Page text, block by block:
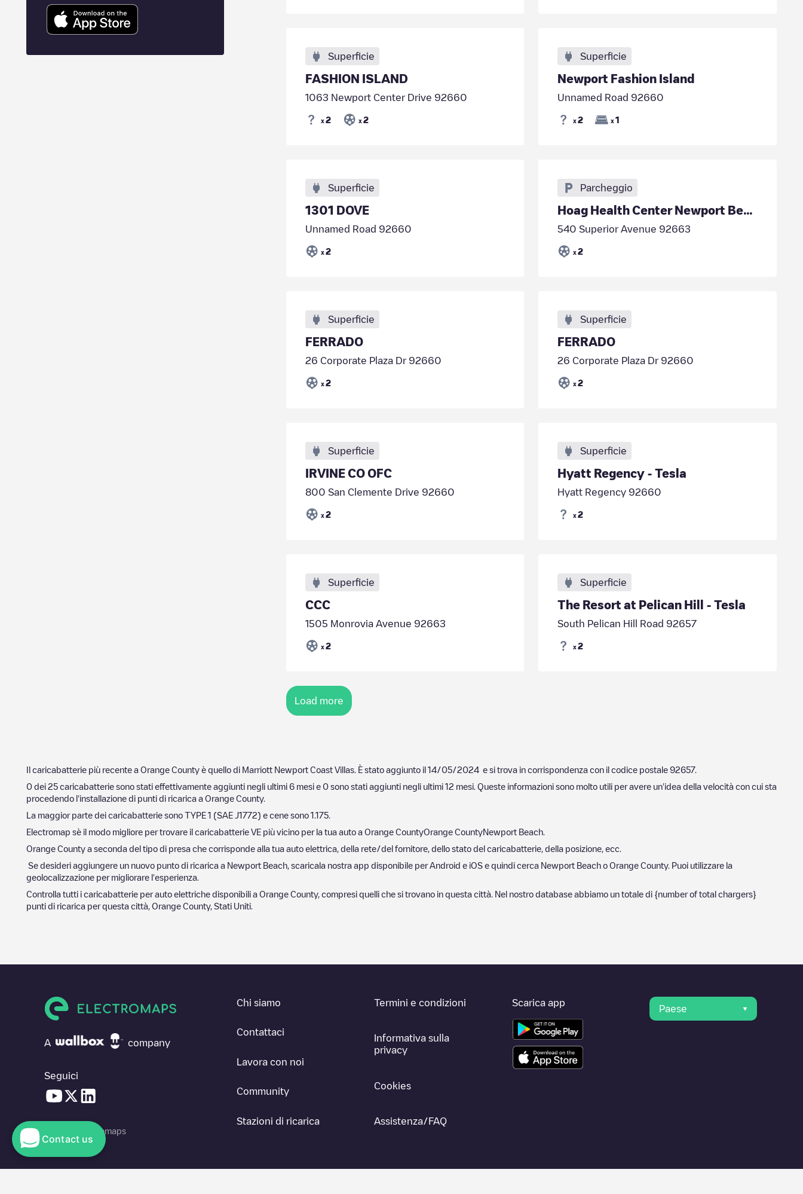
Superficie
FASHION ISLAND
1063 Newport Center Drive 92660
x 2 x 2
Superficie
Newport Fashion Island
Unnamed Road 92660
x 2 x 1
Superficie
1301 DOVE
Unnamed Road 92660
x 2
Parcheggio
Hoag Health Center Newport Beach Parking Structure A
540 Superior Avenue 92663
x 2
Superficie
FERRADO
26 Corporate Plaza Dr 92660
x 2
Superficie
FERRADO
26 Corporate Plaza Dr 92660
x 2
Superficie
IRVINE CO OFC
800 San Clemente Drive 92660
x 2
Superficie
Hyatt Regency - Tesla
Hyatt Regency 92660
x 2
Superficie
CCC
1505 Monrovia Avenue 92663
x 2
Superficie
The Resort at Pelican Hill - Tesla
South Pelican Hill Road 92657
x 2
Load more
Il caricabatterie più recente a Orange County è quello di Marriott Newport Coast Villas . È stato aggiunto il 14/05/2024 e si trova in corrispondenza con il codice postale 92657.
0 dei 25 caricabatterie sono stati effettivamente aggiunti negli ultimi 6 mesi e 0 sono stati aggiunti negli ultimi 12 mesi. Queste informazioni sono molto utili per avere un'idea della velocità con cui sta
procedendo l'installazione di punti di ricarica a Orange County.
La maggior parte dei caricabatterie sono TYPE 1 (SAE J1772) e cene sono 1.175
Electromap sè il modo migliore per trovare il caricabatterie VE più vicino per la tua auto a Orange CountyOrange CountyNewport Beach
Orange County a seconda del tipo di presa che corrisponde alla tua auto elettrica, della rete/del fornitore, dello stato del caricabatterie, della posizione, ecc.
Se desideri aggiungere un nuovo punto di ricarica a Newport Beach , scaricala nostra app disponibile per Android e iOS e quindi cerca Newport Beach o Orange County. Puoi utilizzare la
geolocalizzazione per migliorare l'esperienza.
Controlla tutti i caricabatterie per auto elettriche disponibili a Orange County, compresi quelli che si trovano in questa città. Nel nostro database abbiamo un totale di {number of total chargers}
punti di ricarica per questa città, Orange County, Stati Uniti
A company
Seguici
© 2026 Electromaps
Chi siamo
Contattaci
Lavora con noi
Community
Stazioni di ricarica
Termini e condizioni
Informativa sulla
privacy
Cookies
Assistenza/FAQ
Scarica app
Paese
Contact us